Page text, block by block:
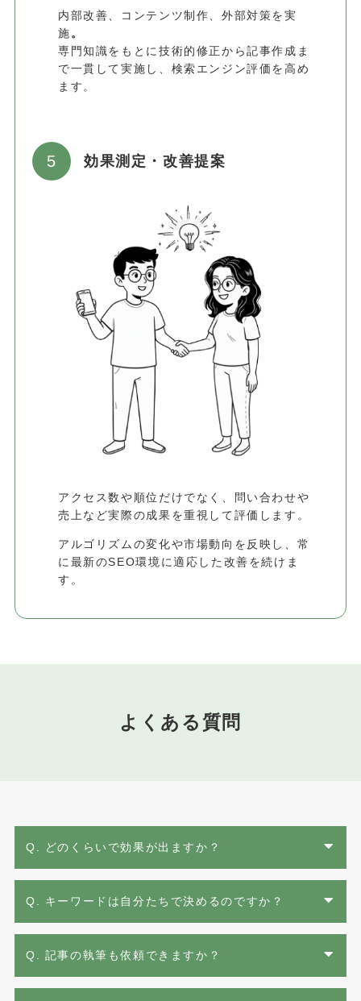
内部改善、コンテンツ制作、外部対策を実
施。
専門知識をもとに技術的修正から記事作成ま
で一貫して実施し、検索エンジン評価を高め
ます。
効果測定・改善提案
アクセス数や順位だけでなく、問い合わせや
売上など実際の成果を重視して評価します。
アルゴリズムの変化や市場動向を反映し、常
に最新のSEO環境に適応した改善を続けま
す。
よくある質問
Q. どのくらいで効果が出ますか？
Q. キーワードは自分たちで決めるのですか？
Q. 記事の執筆も依頼できますか？